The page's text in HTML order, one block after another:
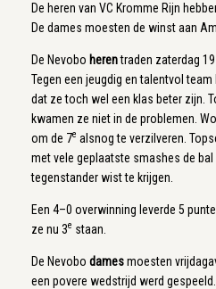
De heren van VC Kromme Rijn
De dames moesten de winst aan
De Nevobo herentraden zaterdag
Tegen een jeugdig en talentvol
dat ze toch wel een klas beter zijn.
kwamen ze niet in de problemen.
om de 7e alsnog te verzilveren.
met vele geplaatste smashes de bal
tegenstander wist te krijgen.
Een 4–0 overwinning leverde 5
ze nu 3e staan.
De Nevobo damesmoesten
een povere wedstrijd werd